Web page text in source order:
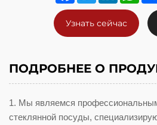
Узнать сейчас
ПОДРОБНЕЕ О
1. Мы являемся
стеклянной посуды,